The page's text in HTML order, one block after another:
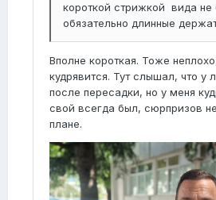
короткой стрижкой вида не
обязательно длинные
Вполне короткая. Тоже
кудрявится. Тут слышал, что у
после пересадки, но у меня
свой всегда был, сюрпризов
плане.